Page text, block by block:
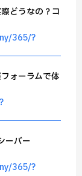
どうなの？コ
365/?
ォーラムで体
ーバー
365/?